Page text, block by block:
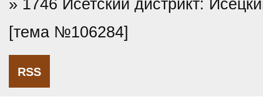
» 1746 Исетский дистрикт:
[тема №106284]
RSS